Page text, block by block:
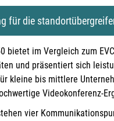
e-Paper Displays
für die
bietet im Vergleich zum
und präsentiert sich
kleine bis mittlere
Videokonferenz-
vier